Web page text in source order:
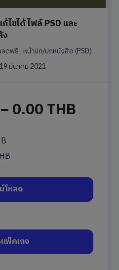
ขได้ ไฟล์ PSD และ
ลดฟรี, หน้าปก/ปกหนังสือ (PSD),
มีนาคม 2021
–0.00 THB
โหลด
พ็คเกจ